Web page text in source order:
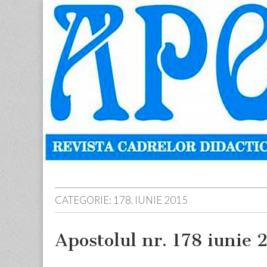
Apostolul
Revista
cadrelor
didactice
din
judetul
Neamt
menu
content
CATEGORIE: 178, IUNIE 2015
Apostolul nr. 178 iunie